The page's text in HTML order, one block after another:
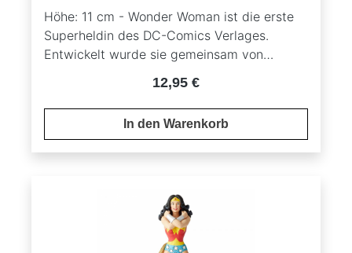
Höhe: 11 cm - Wonder Woman ist die erste
Superheldin des DC-Comics Verlages.
Entwickelt wurde sie gemeinsam von
Elizabeth Holloway Marston und tauchte
erstmals 1941 in einem Comic auf. Wonder
Woman ist die Amazonenprinzessin Diana
Prince. Sie wird von ihrer Mutter aus Ton
Themyscira, wo sich auch ein Purpurstrahl
befindet, der tödliche Wunden heilen kann.
Sie ist schnell und stark und ihre Ausrüstung
Regulärer Preis:
12,95 €
In den Warenkorb